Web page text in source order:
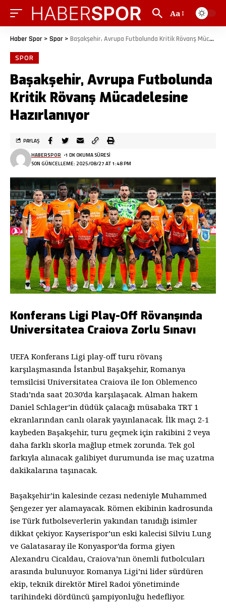
Aa
Haber Spor > Spor > Başakşehir, Avrupa Futbolunda Kritik Rövanş Mücadelesine Hazırlanıyor
SPOR
Başakşehir, Avrupa Futbolunda
Kritik Rövanş Mücadelesine
Hazırlanıyor
SON GÜNCELLEME: 2025/08/27 AT 1:48 PM
HABERSPOR 1 DK OKUMA SÜRESI
PAYLAŞ
Konferans Ligi Play-Off Rövanşında
Universitatea Craiova Zorlu Sınavı
UEFA Konferans Ligi play-off turu rövanş
karşılaşmasında İstanbul Başakşehir, Romanya
temsilcisi Universitatea Craiova ile Ion Oblemenco
Stadı’nda saat 20.30’da karşılaşacak. Alman hakem
Daniel Schlager’in düdük çalacağı müsabaka TRT 1
ekranlarından canlı olarak yayınlanacak. İlk maçı 2-1
kaybeden Başakşehir, turu geçmek için rakibini 2 veya
daha farklı skorla mağlup etmek zorunda. Tek gol
farkıyla alınacak galibiyet durumunda ise maç uzatma
dakikalarına taşınacak.
Başakşehir’in kalesinde cezası nedeniyle Muhammed
Şengezer yer alamayacak. Römen ekibinin kadrosunda
ise Türk futbolseverlerin yakından tanıdığı isimler
dikkat çekiyor. Kayserispor’un eski kalecisi Silviu Lung
ve Galatasaray ile Konyaspor’da forma giyen
Alexandru Cicaldau, Craiova’nın önemli futbolcuları
arasında bulunuyor. Romanya Ligi’ni lider sürdüren
ekip, teknik direktör Mirel Radoi yönetiminde
tarihindeki dördüncü şampiyonluğu hedefliyor.